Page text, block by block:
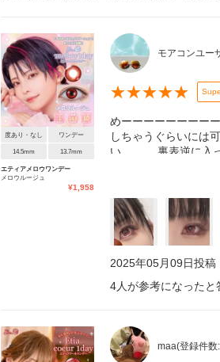
度あり・なし ワンデー
14.5mm 13.7mm
エティアメロウワンデー
メロウルージュ
¥1,958
モアコンユー
★★★★★
めーーーーーーーー
しちゃうぐらいには
い、、。 裏表逆に入
もほぼないし、目薬
2025年05月09日投稿
4人が参考になったと
maa(登録件数: